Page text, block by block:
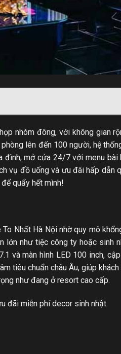
nhóm đông, với không gian
lên đến 100 người, hệ
mở cửa 24/7 với menu bài
vụ đồ uống và ưu đãi hấp dẫn
quẩy hết mình!
Nhất Hà Nội nhờ quy mô
như tiệc công ty hoặc sinh
và màn hình LED 100 inch,
tiêu chuẩn châu Âu, giúp
như đang ở resort cao cấp.
đãi miễn phí decor sinh nhật.